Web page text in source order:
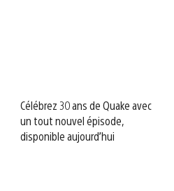
Célébrez 30 ans de Quake avec
un tout nouvel épisode,
disponible aujourd’hui